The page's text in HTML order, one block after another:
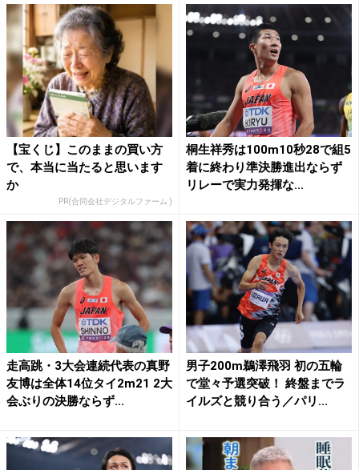
【宝くじ】このままの買い方
で、本当に当たると思います
か
PR(合同会社デジタルファーム )
桐生祥秀は100m10秒28で組5
着に終わり準決勝進出ならず
リレーで実力発揮な...
走高跳・3大会連続代表の真野
友博は全体14位タイ2m21 2大
会ぶりの決勝ならず...
男子200m鵜澤飛羽 初の五輪
で堂々予選突破！ 終盤までラ
イルズと競り合う／パリ...